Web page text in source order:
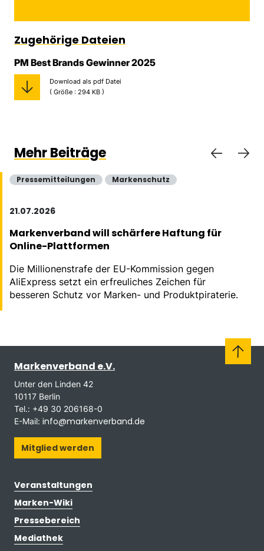
Zugehörige Dateien
PM Best Brands Gewinner 2025
Download als pdf Datei
( Größe : 294 KB )
Mehr Beiträge
Pressemitteilungen Markenschutz
21.07.2026
Markenverband will schärfere Haftung für
Online-Plattformen
Die Millionenstrafe der EU-Kommission gegen
AliExpress setzt ein erfreuliches Zeichen für
besseren Schutz vor Marken- und Produktpiraterie.
Markenverband e.V.
Unter den Linden 42
10117 Berlin
Tel.: +49 30 206168-0
E-Mail: info@markenverband.de
Mitglied werden
Veranstaltungen
Marken-Wiki
Pressebereich
Mediathek